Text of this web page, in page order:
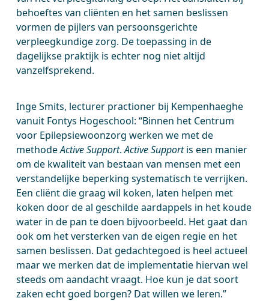
behoeftes van cliënten en het samen beslissen
vormen de pijlers van persoonsgerichte
verpleegkundige zorg. De toepassing in de
dagelijkse praktijk is echter nog niet altijd
vanzelfsprekend.
Inge Smits, lecturer practioner bij Kempenhaeghe
vanuit Fontys Hogeschool: “Binnen het Centrum
voor Epilepsiewoonzorg werken we met de
methodeActive Support.Active Supportis een manier
om de kwaliteit van bestaan van mensen met een
verstandelijke beperking systematisch te verrijken.
Een cliënt die graag wil koken, laten helpen met
koken door de al geschilde aardappels in het koude
water in de pan te doen bijvoorbeeld. Het gaat dan
ook om het versterken van de eigen regie en het
samen beslissen. Dat gedachtegoed is heel actueel
maar we merken dat de implementatie hiervan wel
steeds om aandacht vraagt. Hoe kun je dat soort
zaken echt goed borgen? Dat willen we leren.”